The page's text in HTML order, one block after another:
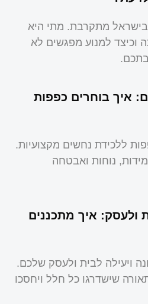
מתקרבת. מתי היא
וכיצד למנוע מפגשים לא
איך בוחרים כפפות
ללכידת נחשים מקצועיות.
נוחות ואבטחה
ולעסק: איך מתכננים
ויעילה לבית ולעסק שלכם.
שישדרגו כל חלל ויחסכו